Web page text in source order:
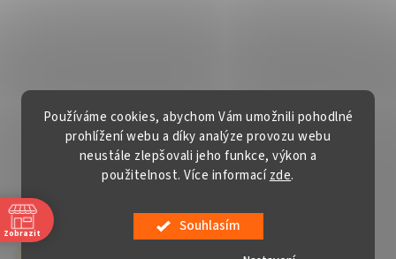
Používáme cookies, abychom Vám umožnili pohodlné
prohlížení webu a díky analýze provozu webu
neustále zlepšovali jeho funkce, výkon a
použitelnost. Více informacízde.
Souhlasím
Vytvořil Shoptet
Copyright 2026 Gardentech s.r.o.. Všechna práva vyhrazena.
Zobrazit